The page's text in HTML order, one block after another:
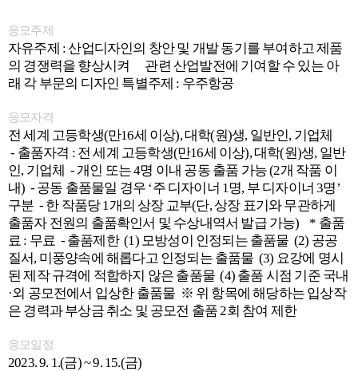
응모주제
자유주제 : 산업디자인의 창안 및 개발 동기를 부여하고 제품
의 경쟁력을 향상시켜 관련 산업발전에 기여할 수 있는 아
래 각 부문의 디자인 특별주제 : 우주항공
응모자격
전 세계 고등학생(만16세 이상), 대학(원)생, 일반인, 기업체
- 출품자격 : 전 세계 고등학생(만16세 이상), 대학(원)생, 일반
인, 기업체 - 개인 또는 4명 이내 공동 출품 가능 (2개 작품 이
내) - 공동 출품물일 경우 ‘주 디자이너 1명, 부 디자이너 3명’
구분 - 한 작품당 1개의 상장 교부(단, 상장 표기와 무관하게
출품자 전원의 출품확인서 및 수상내역서 발급 가능) * 출품
료 : 무료 - 출품제한 (1) 모방성이 인정되는 출품물 (2) 공공
질서, 미풍양속에 해롭다고 인정되는 출품물 (3) 요강에 명시
된 제작 규격에 적합하지 않은 출품물 (4) 출품 시점 기준 국내
·외 공모전에서 입상한 출품물 ※ 위 항목에 해당하는 입상작
은 경력과 부상금 취소 및 공모전 출품 2회 참여 제한
응모일정
2023. 9. 1.(금) ~ 9. 15.(금)